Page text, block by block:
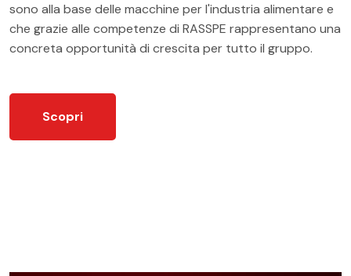
sono alla base delle macchine per l'industria alimentare e
che grazie alle competenze di RASSPE rappresentano una
concreta opportunità di crescita per tutto il gruppo.
Scopri